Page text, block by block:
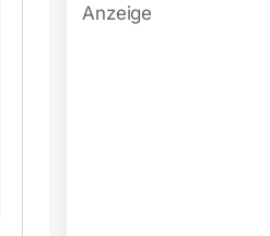
Anzeige